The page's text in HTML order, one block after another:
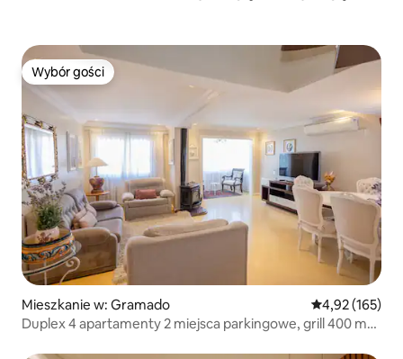
Wybór gości
Wybór gości
Mieszkanie w: Gramado Średnia
4,92 (165)
Duplex 4 apartamenty 2 miejsca parkingowe, grill 400 m